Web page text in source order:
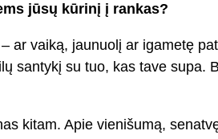
jūsų kūrinį į rankas?
ar vaiką, jaunuolį ar igametę
santykį su tuo, kas tave supa.
kitam. Apie vienišumą,